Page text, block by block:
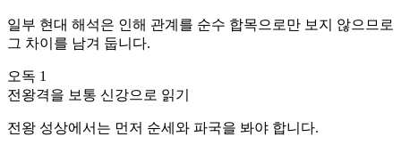
일부 현대 해석은 인해 관계를 순수 합목으로만 보지 않으므로
그 차이를 남겨 둡니다.
오독 1
전왕격을 보통 신강으로 읽기
전왕 성상에서는 먼저 순세와 파국을 봐야 합니다.